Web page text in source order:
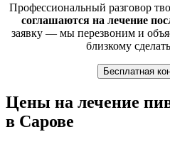
Профессиональный разговор
соглашаются на лечение
заявку — мы перезвоним и
близкому
Бесплатная
Цены на лечение
в Сарове